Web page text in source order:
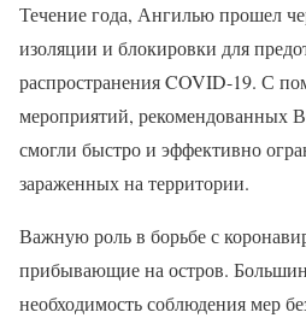
Течение года, Ангилью прошел
изоляции и блокировки для
распространения COVID-19. С
мероприятий, рекомендованных
смогли быстро и эффективно
зараженных на территории.
Важную роль в борьбе с
прибывающие на остров.
необходимость соблюдения мер